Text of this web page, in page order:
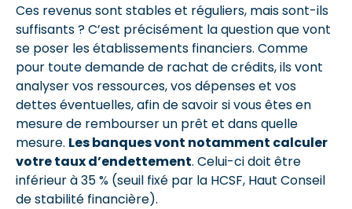
Ces revenus sont stables et réguliers, mais sont-ils
suffisants ? C’est précisément la question que vont
se poser les établissements financiers. Comme
pour toute demande de rachat de crédits, ils vont
analyser vos ressources, vos dépenses et vos
dettes éventuelles, afin de savoir si vous êtes en
mesure de rembourser un prêt et dans quelle
mesure. Les banques vont notamment calculer
votre taux d’endettement. Celui-ci doit être
inférieur à 35 % (seuil fixé par la HCSF, Haut Conseil
de stabilité financière).